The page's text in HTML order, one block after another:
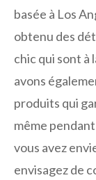
basée à Los
obtenu des
chic qui sont à
avons
produits qui
même
vous avez
envisagez de